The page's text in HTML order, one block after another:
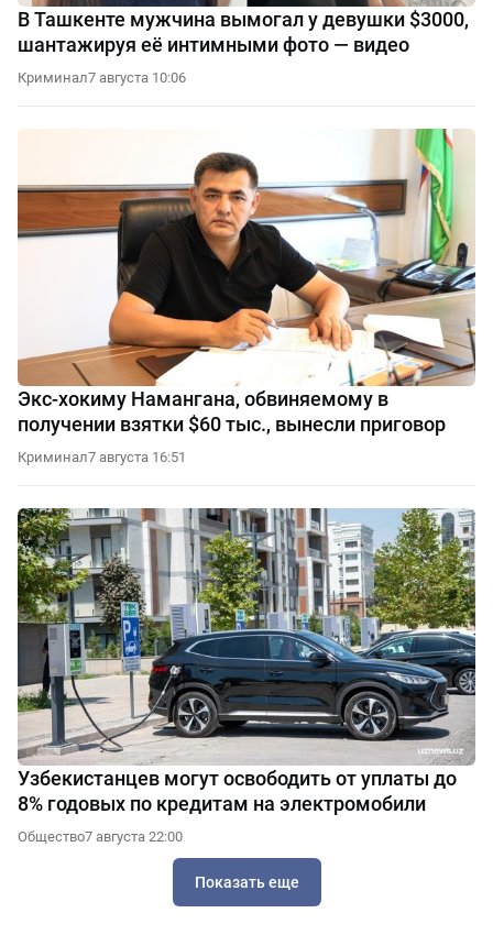
В Ташкенте мужчина вымогал у девушки $3000,
шантажируя её интимными фото — видео
Криминал7 августа 10:06
Экс-хокиму Намангана, обвиняемому в
получении взятки $60 тыс., вынесли приговор
Криминал7 августа 16:51
Узбекистанцев могут освободить от уплаты до
8% годовых по кредитам на электромобили
Общество7 августа 22:00
Показать еще